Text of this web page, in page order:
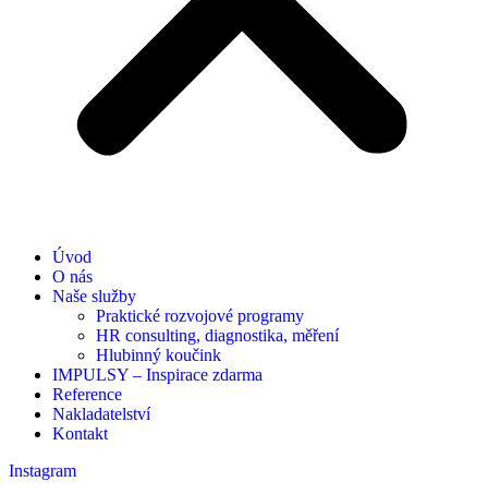
Úvod
O nás
Naše služby
Praktické rozvojové programy
HR consulting, diagnostika, měření
Hlubinný koučink
IMPULSY – Inspirace zdarma
Reference
Nakladatelství
Kontakt
Instagram